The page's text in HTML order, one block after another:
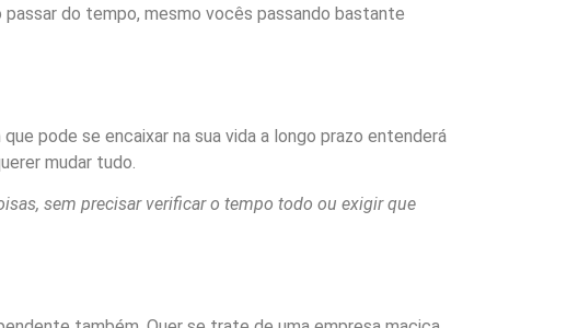
do tempo, mesmo vocês passando bastante
pode se encaixar na sua vida a longo prazo entenderá
mudar tudo.
sem precisar verificar o tempo todo ou exigir que